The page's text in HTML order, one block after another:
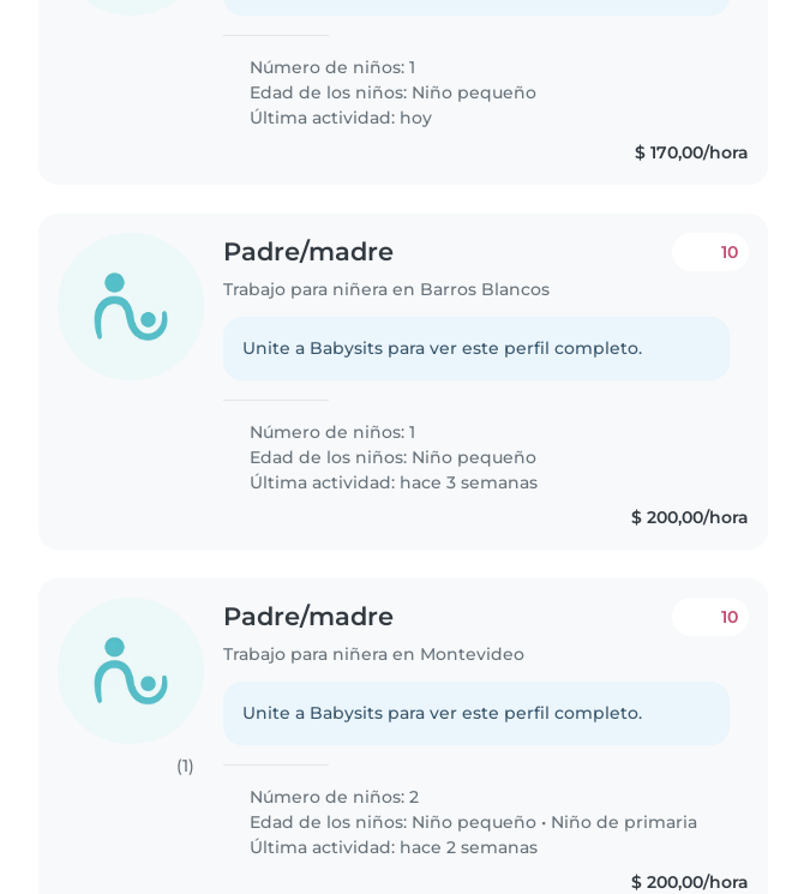
Número de niños: 1
Edad de los niños: Niño pequeño
Última actividad: hoy
$ 170,00/hora
Padre/madre
Trabajo para niñera en Barros Blancos
10
Unite a Babysits para ver este perfil completo.
Número de niños: 1
Edad de los niños: Niño pequeño
Última actividad: hace 3 semanas
$ 200,00/hora
(1)
Padre/madre
Trabajo para niñera en Montevideo
10
Unite a Babysits para ver este perfil completo.
Número de niños: 2
Edad de los niños: Niño pequeño • Niño de primaria
Última actividad: hace 2 semanas
$ 200,00/hora